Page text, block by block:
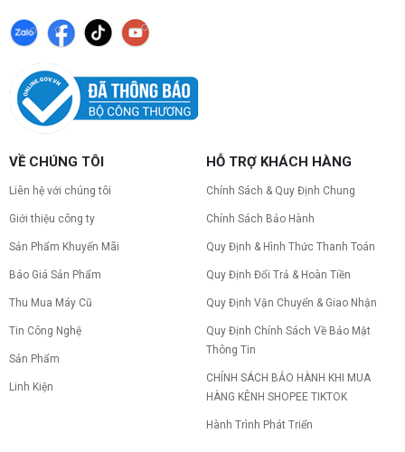
VỀ CHÚNG TÔI
Liên hệ với chúng tôi
Giới thiệu công ty
Sản Phẩm Khuyến Mãi
Báo Giá Sản Phẩm
Thu Mua Máy Cũ
Tin Công Nghệ
Sản Phẩm
Linh Kiện
HỖ TRỢ KHÁCH HÀNG
Chính Sách & Quy Định Chung
Chính Sách Bảo Hành
Quy Định & Hình Thức Thanh Toán
Quy Định Đổi Trả & Hoàn Tiền
Quy Định Vận Chuyển & Giao Nhận
Quy Định Chính Sách Về Bảo Mật
Thông Tin
CHÍNH SÁCH BẢO HÀNH KHI MUA
HÀNG KÊNH SHOPEE TIKTOK
Hành Trình Phát Triển